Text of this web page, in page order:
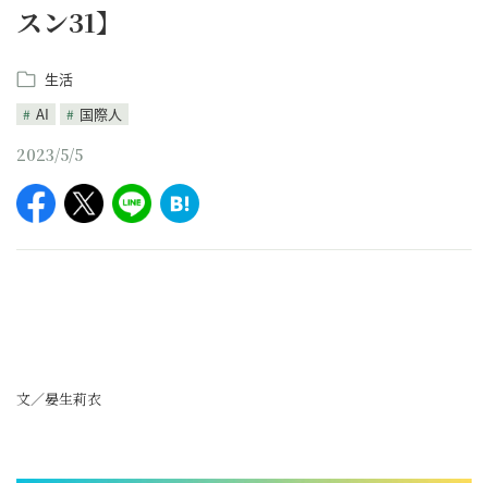
スン31】
生活
AI
国際人
2023/5/5
文／晏生莉衣